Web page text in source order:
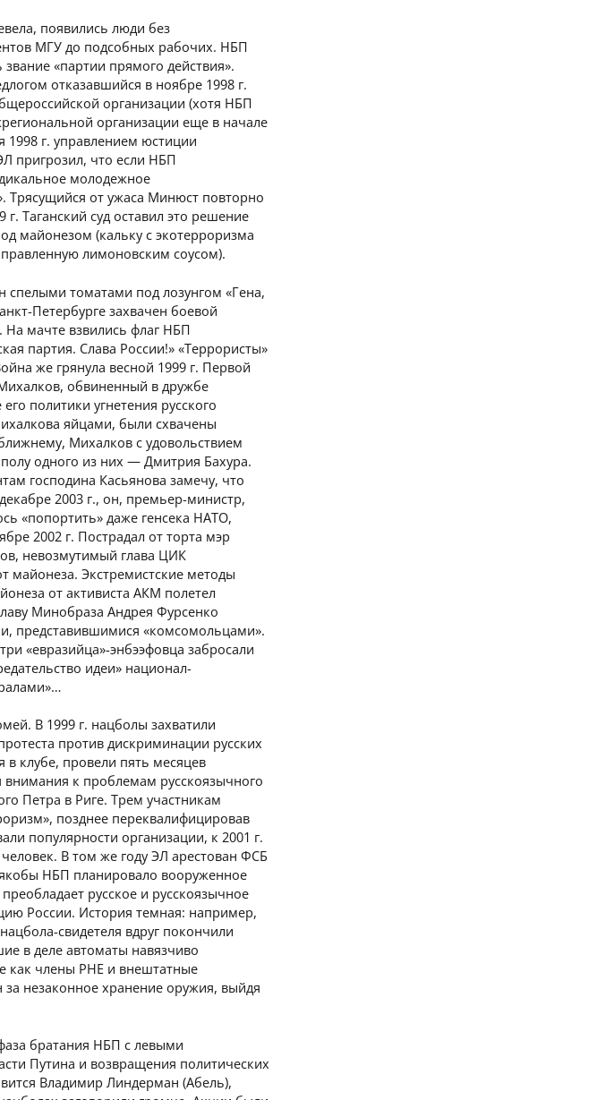
появились люди без
МГУ до подсобных рабочих. НБП
«партии прямого действия».
отказавшийся в ноябре 1998 г.
организации (хотя НБП
организации еще в начале
1998 г. управлением юстиции
пригрозил, что если НБП
молодежное
Трясущийся от ужаса Минюст повторно
г. Таганский суд оставил это решение
майонезом (кальку с экотерроризма
лимоновским соусом).
спелыми томатами под лозунгом «Гена,
Петербурге захвачен боевой
мачте взвились флаг НБП
партия. Слава России!» «Террористы»
же грянула весной 1999 г. Первой
обвиненный в дружбе
политики угнетения русского
яйцами, были схвачены
Михалков с удовольствием
одного из них — Дмитрия Бахура.
господина Касьянова замечу, что
2003 г., он, премьер-министр,
«попортить» даже генсека НАТО,
2002 г. Пострадал от торта мэр
невозмутимый глава ЦИК
майонеза. Экстремистские методы
от активиста АКМ полетел
Минобраза Андрея Фурсенко
представившимися «комсомольцами».
«евразийца»-энбээфовца забросали
идеи» национал-
В 1999 г. нацболы захватили
против дискриминации русских
клубе, провели пять месяцев
внимания к проблемам русскоязычного
Петра в Риге. Трем участникам
позднее переквалифицировав
популярности организации, к 2001 г.
В том же году ЭЛ арестован ФСБ
НБП планировало вооруженное
русское и русскоязычное
России. История темная: например,
свидетеля вдруг покончили
в деле автоматы навязчиво
как члены РНЕ и внештатные
незаконное хранение оружия, выйдя
братания НБП с левыми
Путина и возвращения политических
Владимир Линдерман (Абель),